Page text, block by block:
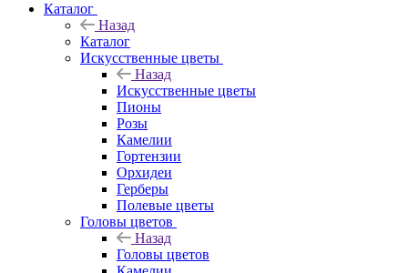
Каталог
Назад
Каталог
Искусственные цветы
Назад
Искусственные цветы
Пионы
Розы
Камелии
Гортензии
Орхидеи
Герберы
Полевые цветы
Головы цветов
Назад
Головы цветов